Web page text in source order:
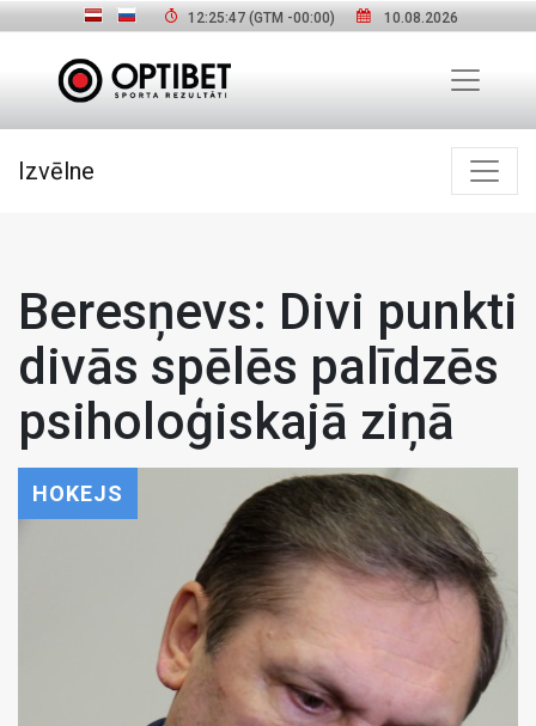
12:25:48(GTM -00:00) 10.08.2026
Izvēlne
Beresņevs: Divi punkti
divās spēlēs palīdzēs
psiholoģiskajā ziņā
HOKEJS